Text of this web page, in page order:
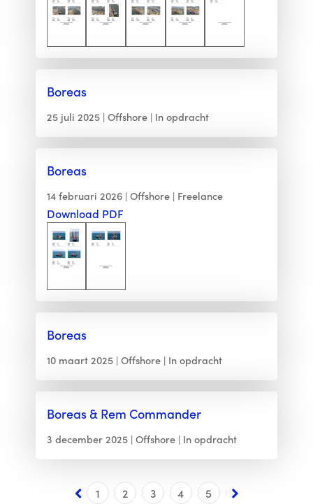
Boreas
25 juli 2025 Offshore In opdracht
Boreas
14 februari 2026 Offshore Freelance
Download PDF
Boreas
10 maart 2025 Offshore In opdracht
Boreas & Rem Commander
3 december 2025 Offshore In opdracht
1 2 3 4 5 6